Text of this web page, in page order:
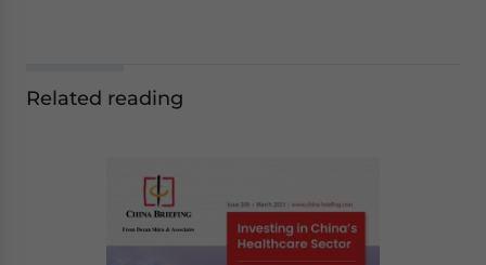
Related reading